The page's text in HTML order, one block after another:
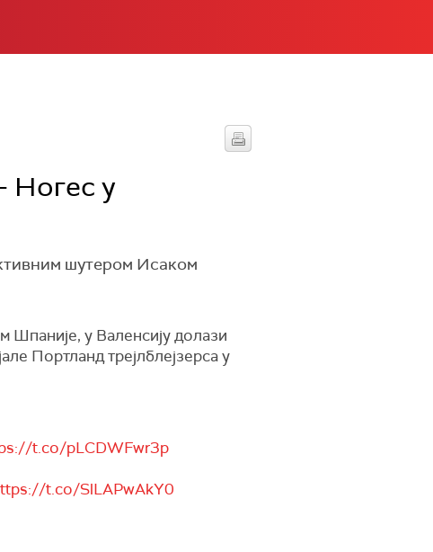
Ногес у
шутером Исаком
Шпаније, у Валенсију долази
Портланд трејлблејзерса у
t.co/pLCDWFwr3p
t.co/SlLAPwAkY0